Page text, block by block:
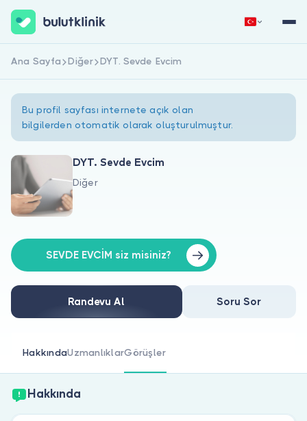
Hakkımızda
Doktorlar için
Doktor musunuz?
Hemen Kaydol
Ana Sayfa Diğer DYT. Sevde Evcim
Bu profil sayfası internete açık olan
bilgilerden otomatik olarak oluşturulmuştur.
DYT. Sevde Evcim
Diğer
SEVDE EVCİM siz misiniz?
Randevu Al Soru Sor
HakkındaUzmanlıklarGörüşler
Hakkında